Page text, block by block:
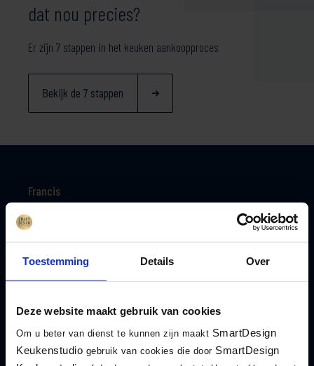
Toestemming Details Over
Deze website maakt gebruik van cookies
Om u beter van dienst te kunnen zijn maakt SmartDesign
Keukenstudio gebruik van cookies die door SmartDesign
dat nou precies?
Er zijn 7 stappen in het keuken aankoopproces
Bekijk de 7 stappen
Francis
“We zijn heel tevreden en blij met de geboden service van
SmartDesign. Van de verkoper tot de monteurs toe. Elke
wens heeft Coen Van Gilst voor ons uitgetekend zodat we
nu…”
Lees de volledige beoordeling
Lees alle beoordelingen